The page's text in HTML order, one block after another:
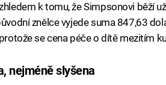
k tomu, že Simpsonovi běží
znělce vyjede suma 847,63
se cena péče o dítě mezitím
nejméně slyšena